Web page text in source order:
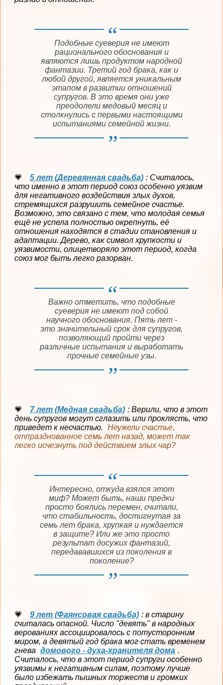
Подобные суеверия не имеют
рационального обоснования и
являются лишь продуктом народной
фантазии. Третий год брака, как и
любой другой, является уникальным
этапом в развитии отношений
супругов. В это время они уже
преодолели медовый месяц и
столкнулись с первыми настоящими
испытаниями семейной жизни.
5 лет (Деревянная свадьба) : Считалось,
что именно в этот период союз особенно уязвим
для негативного воздействия злых духов,
стремящихся разрушить семейное счастье.
Возможно, это связано с тем, что молодая семья
ещё не успела полностью окрепнуть, её
отношения находятся в стадии становления и
адаптации. Дерево, как символ хрупкости и
уязвимости, олицетворяло этот период, когда
союз мог быть легко разорван.
Важно отметить, что подобные
суеверия не имеют под собой
научного обоснования. Пять лет -
это значительный срок для супругов,
позволяющий пройти через
различные испытания и выработать
прочные семейные узы.
7 лет (Медная свадьба) : Верили, что в этот
день супругов могут сглазить или проклясть, что
приведет к несчастью. Неужели счастье,
отпразднованное семь лет назад, может так
легко исчезнуть под действием злых чар?
Интересно, откуда взялся этот
миф? Может быть, наши предки
просто боялись перемен, считали,
что стабильность, достигнутая за
семь лет брака, хрупкая и нуждается
в защите? Или же это просто
результат досужих фантазий,
передававшихся из поколения в
поколение?
9 лет (Фаянсовая свадьба) : в старину
считалась опасной. Число "девять" в народных
верованиях ассоциировалось с потусторонним
миром, а девятый год брака мог стать временем
гнева домового - духа-хранителя дома .
Считалось, что в этот период супруги особенно
уязвимы к негативным силам, поэтому лучше
было избежать пышных торжеств и громких